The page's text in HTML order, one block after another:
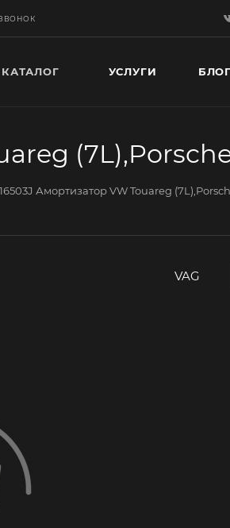
КАТАЛОГ УСЛУГИ БЛОГ
Амортизатор VW Touareg
VAG